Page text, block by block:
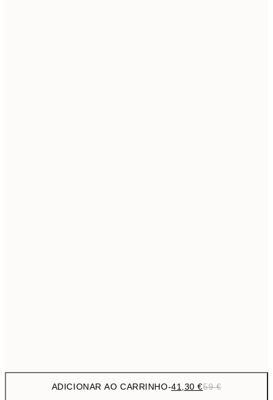
ADICIONAR AO CARRINHO-41,30 €59 €